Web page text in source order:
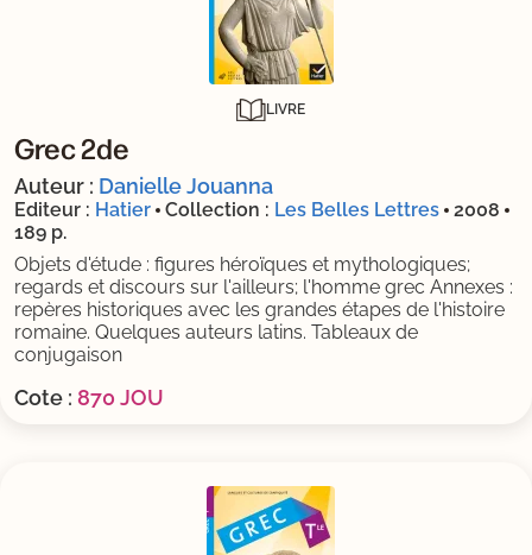
LIVRE
Grec 2de
Auteur : Danielle Jouanna
Editeur : Hatier Collection : Les Belles Lettres
2008
189 p.
Objets d'étude : figures héroïques et mythologiques;
regards et discours sur l'ailleurs; l'homme grec Annexes :
repères historiques avec les grandes étapes de l'histoire
romaine. Quelques auteurs latins. Tableaux de
conjugaison
Cote : 870 JOU